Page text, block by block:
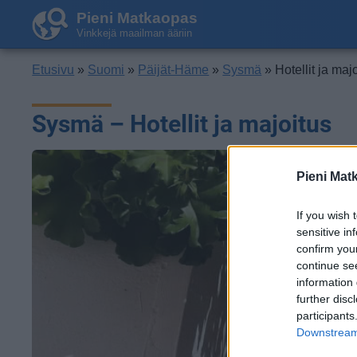
Pieni
If you wish
sensitive
confirm
continue
information
further
Pieni Matkaopas
Vinkkejä maailman ääriin
Etusivu » Suomi » Päijät-Häme » Sysmä » Hotellit ja
Sysmä – Hotellit ja majoitus